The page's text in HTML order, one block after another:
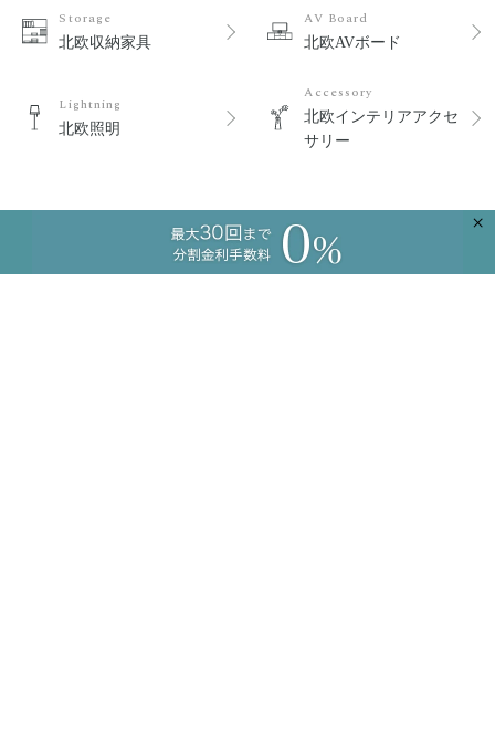
×
Storage
北欧収納家具
AV Board
北欧AVボード
Lightning
北欧照明
Accessory
北欧インテリアアクセ
サリー
ショッピングガイド